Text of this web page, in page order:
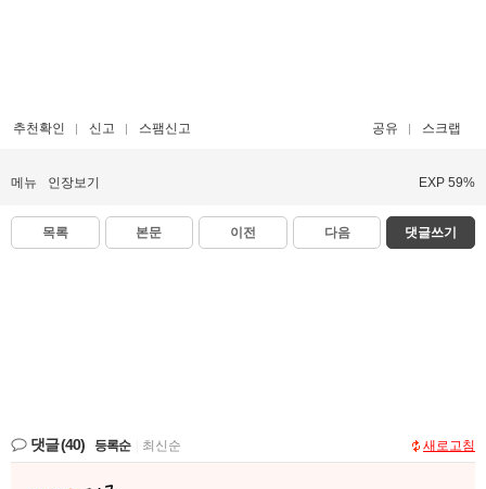
추천확인 신고 스팸신고 공유 스크랩
메뉴 인장보기 EXP 59%
목록 본문 이전 다음 댓글쓰기
댓글(40) 등록순 최신순 새로고침